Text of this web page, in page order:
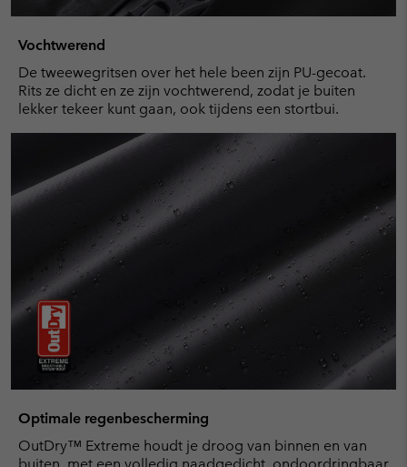
Vochtwerend
De tweewegritsen over het hele been zijn PU-gecoat.
Rits ze dicht en ze zijn vochtwerend, zodat je buiten
lekker tekeer kunt gaan, ook tijdens een stortbui.
Optimale regenbescherming
OutDry™ Extreme houdt je droog van binnen en van